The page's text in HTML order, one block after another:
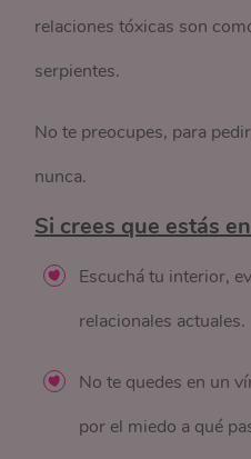
relaciones tóxicas son
serpientes.
No te preocupes, para
nunca.
Si crees que estás
Escuchá tu interior,
relacionales actuales.
No te quedes en un
por el miedo a qué